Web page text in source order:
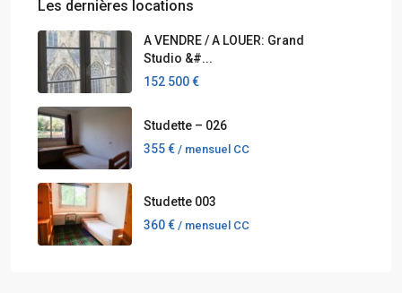
Les dernières locations
A VENDRE / A LOUER: Grand
Studio &#...
152 500 €
Studette – 026
355 € / mensuel CC
Studette 003
360 € / mensuel CC